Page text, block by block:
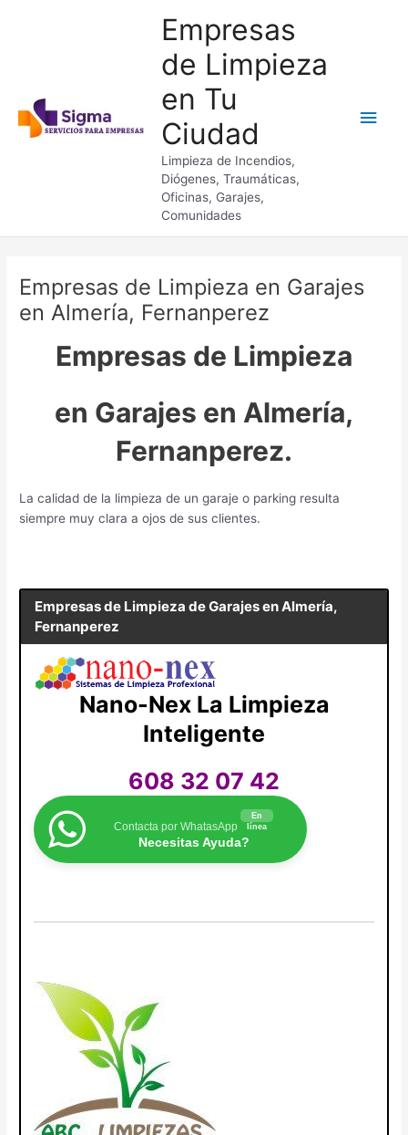
Empresas
de Limpieza
en Tu
Ciudad
Limpieza de Incendios,
Diógenes, Traumáticas,
Oficinas, Garajes,
Comunidades
Empresas de Limpieza en Garajes
en Almería, Fernanperez
Empresas de Limpieza
en Garajes en Almería,
Fernanperez.
La calidad de la limpieza de un garaje o parking resulta
siempre muy clara a ojos de sus clientes.
Empresas de Limpieza de Garajes enAlmería,
Fernanperez
Nano-Nex La Limpieza
Inteligente
608 32 07 42
Contacta por WhatasApp
En
línea
Necesitas Ayuda?